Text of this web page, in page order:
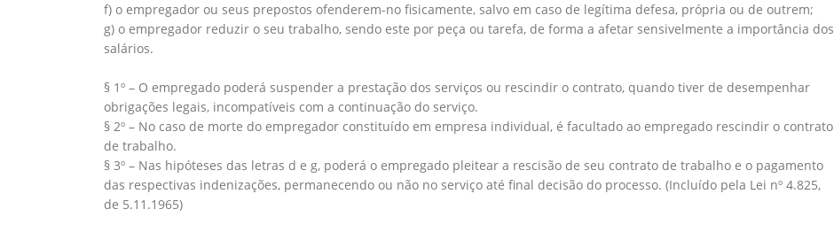
f) o empregador ou seus prepostos ofenderem-no fisicamente, salvo em caso de legítima defesa, própria ou de outrem;⠀
g) o empregador reduzir o seu trabalho, sendo este por peça ou tarefa, de forma a afetar sensivelmente a importância dos
salários.⠀
§ 1º – O empregado poderá suspender a prestação dos serviços ou rescindir o contrato, quando tiver de desempenhar
obrigações legais, incompatíveis com a continuação do serviço.⠀
§ 2º – No caso de morte do empregador constituído em empresa individual, é facultado ao empregado rescindir o contrato
de trabalho.⠀
§ 3º – Nas hipóteses das letras d e g, poderá o empregado pleitear a rescisão de seu contrato de trabalho e o pagamento
das respectivas indenizações, permanecendo ou não no serviço até final decisão do processo. (Incluído pela Lei nº 4.825,
de 5.11.1965)⠀